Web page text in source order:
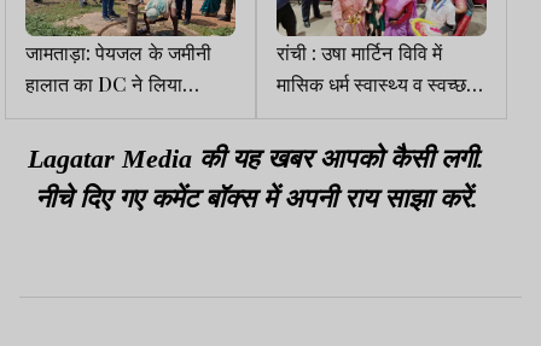
जामताड़ा: पेयजल के जमीनी
हालात का DC ने लिया
जायजा, खुद चलाकर परखे
चापाकल
रांची : उषा मार्टिन विवि में
मासिक धर्म स्वास्थ्य व स्वच्छता
पर जागरूकता कार्यक्रम
Lagatar Media की यह खबर आपको कैसी लगी.
नीचे दिए गए कमेंट बॉक्स में अपनी राय साझा करें.